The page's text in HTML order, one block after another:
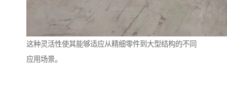
这种灵活性使其能够适应从精细零件到大型结构的不同
应用场景。